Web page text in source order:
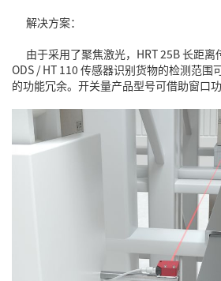
解决方案：
由于采用了聚焦激光，HRT 25B 长距离
ODS / HT 110 传感器识别货物的检测范围
的功能冗余。开关量产品型号可借助窗口